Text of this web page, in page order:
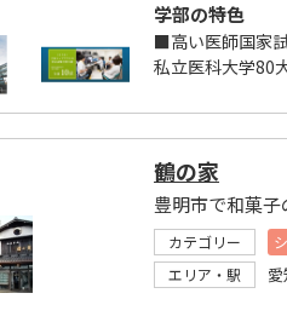
学部の特色
■高い医師国家
私立医科大学80
鶴の家
豊明市で和菓
カテゴリー
エリア・駅